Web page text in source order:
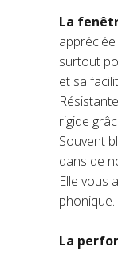
La
surtout
et sa
rigide
Souvent
dans de
Elle vous
phonique.
La